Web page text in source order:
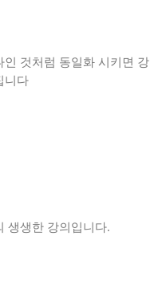
것처럼 동일화 시키면 강
니다
생생한 강의입니다.